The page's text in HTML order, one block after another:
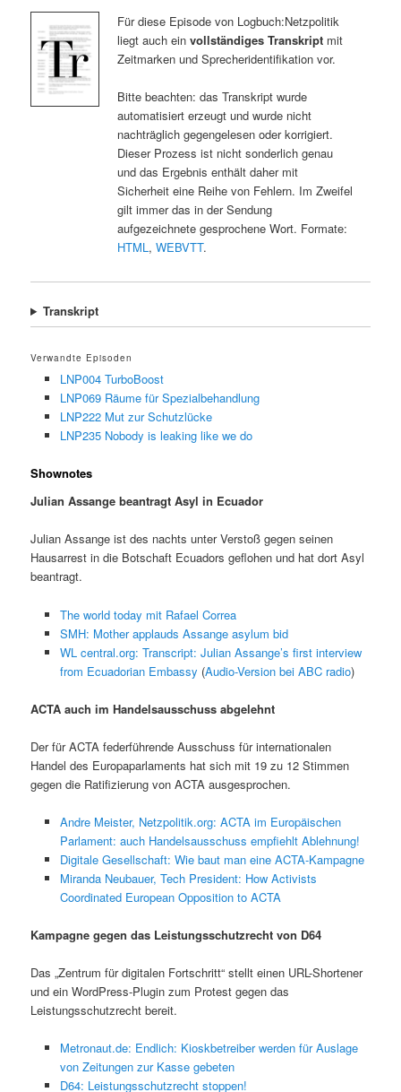
Für diese Episode von Logbuch:Netzpolitik
liegt auch ein vollständiges Transkriptmit
Zeitmarken und Sprecheridentifikation vor.
Bitte beachten: das Transkript wurde
automatisiert erzeugt und wurde nicht
nachträglich gegengelesen oder korrigiert.
Dieser Prozess ist nicht sonderlich genau
und das Ergebnis enthält daher mit
Sicherheit eine Reihe von Fehlern. Im Zweifel
gilt immer das in der Sendung
aufgezeichnete gesprochene Wort. Formate:
HTML, WEBVTT.
Transkript
Verwandte Episoden
LNP004 TurboBoost
LNP069 Räume für Spezialbehandlung
LNP222 Mut zur Schutzlücke
LNP235 Nobody is leaking like we do
Shownotes
Julian Assange beantragt Asyl in Ecuador
Julian Assange ist des nachts unter Verstoß gegen seinen
Hausarrest in die Botschaft Ecuadors geflohen und hat dort Asyl
beantragt.
The world today mit Rafael Correa
SMH: Mother applauds Assange asylum bid
WL central.org: Transcript: Julian Assange’s first interview
from Ecuadorian Embassy (Audio-Version bei ABC radio)
ACTA auch im Handelsausschuss abgelehnt
Der für ACTA federführende Ausschuss für internationalen
Handel des Europaparlaments hat sich mit 19 zu 12 Stimmen
gegen die Ratifizierung von ACTA ausgesprochen.
Andre Meister, Netzpolitik.org: ACTA im Europäischen
Parlament: auch Handelsausschuss empfiehlt Ablehnung!
Digitale Gesellschaft: Wie baut man eine ACTA-Kampagne
Miranda Neubauer, Tech President: How Activists
Coordinated European Opposition to ACTA
Kampagne gegen das Leistungsschutzrecht von D64
Das „Zentrum für digitalen Fortschritt“ stellt einen URL-Shortener
und ein WordPress-Plugin zum Protest gegen das
Leistungsschutzrecht bereit.
Metronaut.de: Endlich: Kioskbetreiber werden für Auslage
von Zeitungen zur Kasse gebeten
D64: Leistungsschutzrecht stoppen!